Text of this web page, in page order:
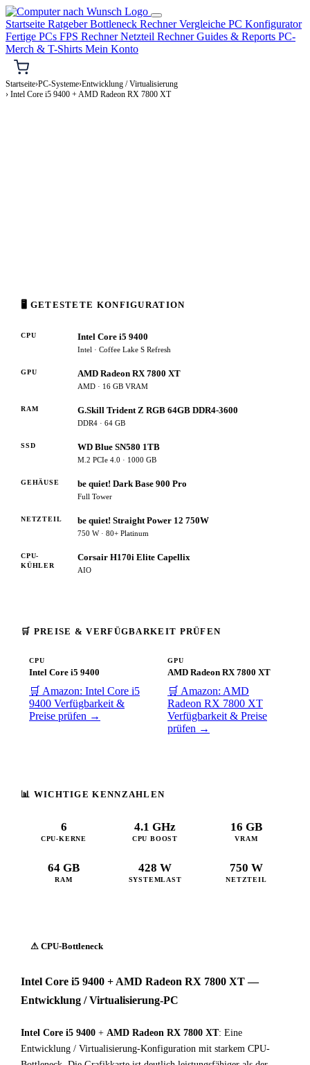
Startseite RatgeberBottleneck RechnerVergleiche PC Konfigurator
Fertige PCs FPS RechnerNetzteil RechnerGuides & Reports PC-
Merch & T-Shirts Mein Konto
Startseite›PC-Systeme›Entwicklung / Virtualisierung
› Intel Core i5 9400 + AMD Radeon RX 7800 XT
🖥 GETESTETE KONFIGURATION
CPU Intel Core i5 9400
Intel · Coffee Lake S Refresh
GPU AMD Radeon RX 7800 XT
AMD · 16 GB VRAM
RAM G.Skill Trident Z RGB 64GB DDR4-3600
DDR4 · 64 GB
SSD WD Blue SN580 1TB
M.2 PCIe 4.0 · 1000 GB
GEHÄUSE be quiet! Dark Base 900 Pro
Full Tower
NETZTEIL be quiet! Straight Power 12 750W
750 W · 80+ Platinum
CPU-
KÜHLER
Corsair H170i Elite Capellix
AIO
🛒 PREISE & VERFÜGBARKEIT PRÜFEN
CPU
Intel Core i5 9400
🛒 Amazon: Intel Core i5
9400 Verfügbarkeit &
Preise prüfen →
GPU
AMD Radeon RX 7800 XT
🛒 Amazon: AMD
Radeon RX 7800 XT
Verfügbarkeit & Preise
prüfen →
📊 WICHTIGE KENNZAHLEN
6
CPU-KERNE
4.1 GHz
CPU BOOST
16 GB
VRAM
64 GB
RAM
428 W
SYSTEMLAST
750 W
NETZTEIL
⚠ CPU-Bottleneck
Intel Core i5 9400 + AMD Radeon RX 7800 XT —
Entwicklung / Virtualisierung-PC
Intel Core i5 9400 + AMD Radeon RX 7800 XT: Eine
Entwicklung / Virtualisierung-Konfiguration mit starkem CPU-